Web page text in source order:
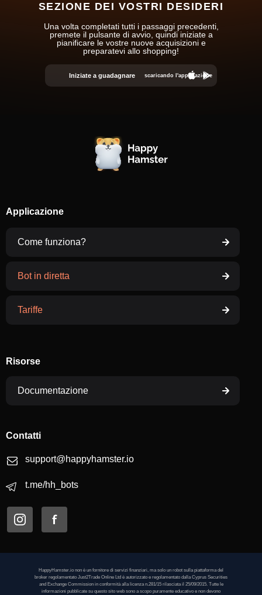
Iniziate a guadagnare scaricando l'applicazione
Una volta completati tutti i passaggi precedenti,
premete il pulsante di avvio, quindi iniziate a
pianificare le vostre nuove acquisizioni e
preparatevi allo shopping!
SEZIONE DEI VOSTRI DESIDERI
Applicazione
Come funziona?
Risorse
Contatti
HappyHamster.io non è un fornitore di servizi finanziari, ma solo un robot sulla piattaforma del
broker regolamentato Just2Trade Online Ltd è autorizzato e regolamentato dalla Cyprus Securities
and Exchange Commission in conformità alla licenza n.281/15 rilasciata il 25/09/2015. Tutte le
informazioni pubblicate su questo sito web sono a scopo puramente educativo e non devono
support@happyhamster.io
t.me/hh_bots
Bot in diretta
Tariffe
Documentazione